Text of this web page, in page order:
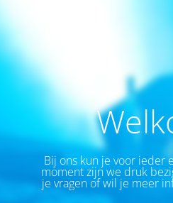
Bij ons kun je voor ieder
moment zijn we druk
je vragen of wil je meer